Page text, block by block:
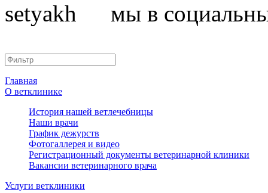
мы в
Главная
О ветклинике
История нашей ветлечебницы
Наши врачи
График дежурств
Фотогаллерея и видео
Регистрационный документы ветеринарной клиники
Вакансии ветеринарного врача
Услуги ветклиники